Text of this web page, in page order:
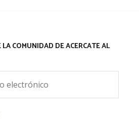
LA COMUNIDAD DE ACERCATE AL